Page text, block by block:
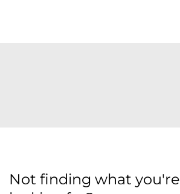
Not finding what you're